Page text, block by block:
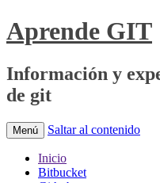
Aprende GIT
Información y
de git
Menú Saltar al contenido
Inicio
Bitbucket